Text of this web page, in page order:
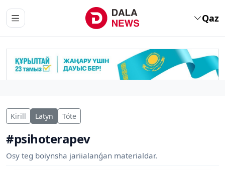
Qaz
Kirill Latyn Tóte
#psihoterapev
Osy teg boiynsha jariialanǵan materialdar.